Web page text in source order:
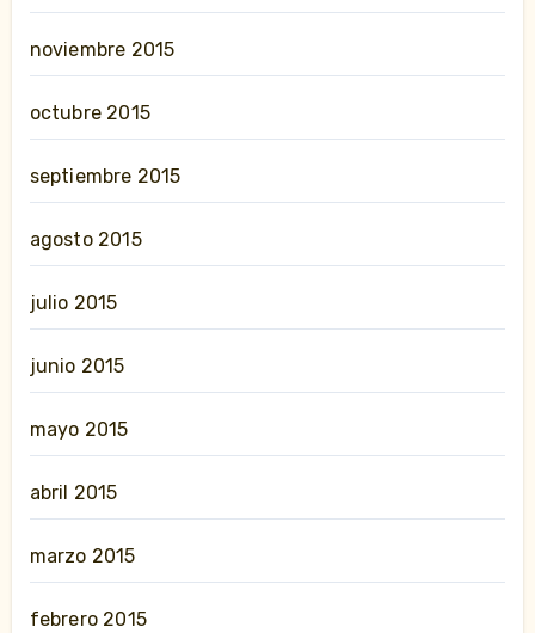
noviembre 2015
octubre 2015
septiembre 2015
agosto 2015
julio 2015
junio 2015
mayo 2015
abril 2015
marzo 2015
febrero 2015